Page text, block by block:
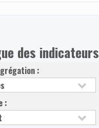
des indicateurs
:
: